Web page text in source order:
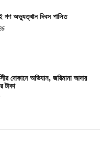
গণ অভ্যুত্থান দিবস পালিত
দোকানে অভিযান, জরিমানা আদায়
টাকা